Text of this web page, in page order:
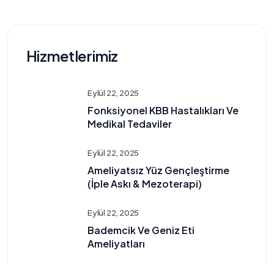
Hizmetlerimiz
Eylül 22, 2025
Fonksiyonel KBB Hastalıkları Ve
Medikal Tedaviler
Eylül 22, 2025
Ameliyatsız Yüz Gençleştirme
(İple Askı & Mezoterapi)
Eylül 22, 2025
Bademcik Ve Geniz Eti
Ameliyatları